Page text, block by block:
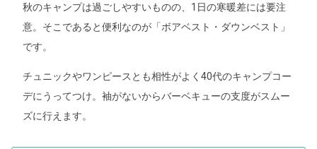
秋のキャンプは過ごしやすいものの、1日の寒暖差には要注
意。そこであると便利なのが「ボアベスト・ダウンベスト」
です。
チュニックやワンピースとも相性がよく40代のキャンプコー
デにうってつけ。袖がないからバーベキューの支度がスムー
ズに行えます。